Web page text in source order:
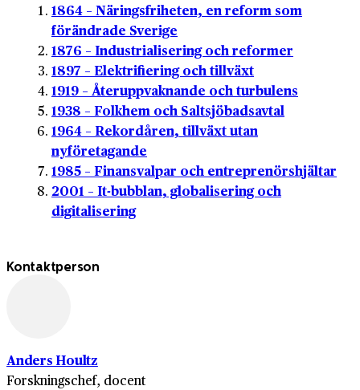
1864 – Näringsfriheten, en reform som
förändrade Sverige
1876 – Industrialisering och reformer
1897 – Elektrifiering och tillväxt
1919 – Återuppvaknande och turbulens
1938 – Folkhem och Saltsjöbadsavtal
1964 – Rekordåren, tillväxt utan
nyföretagande
1985 – Finansvalpar och entreprenörshjältar
2001 – It-bubblan, globalisering och
digitalisering
Kontaktperson
Anders Houltz
Forskningschef, docent